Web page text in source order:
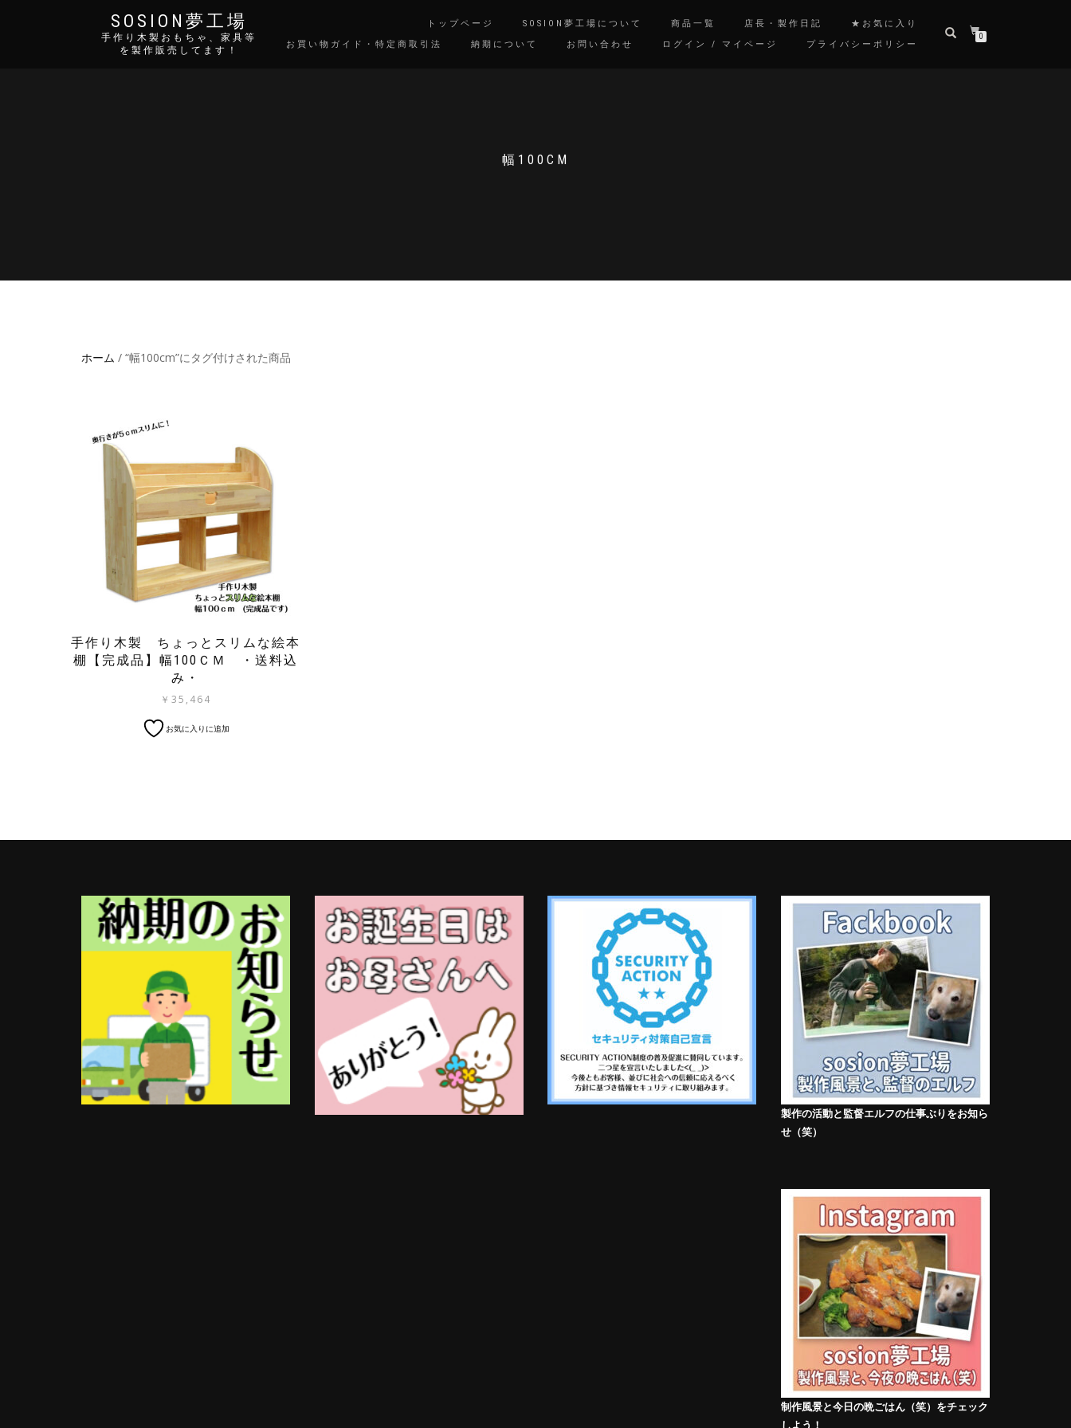
SOSION夢工場
手作り木製おもちゃ、家具等
を製作販売してます！
トップページ SOSION夢工場について 商品一覧 店長・製作日記
★お気に入り
お買い物ガイド・特定商取引法
納期について お問い合わせ ログイン / マイページ プライバシーポリシー
0
幅100CM
ホーム / “幅100cm”にタグ付けされた商品
手作り木製 ちょっとスリムな絵本
棚【完成品】幅100ＣＭ ・送料込
み・
￥35,464
お気に入りに追加
製作の活動と監督エルフの仕事ぶりをお知ら
せ（笑）
制作風景と今日の晩ごはん（笑）をチェック
しよう！